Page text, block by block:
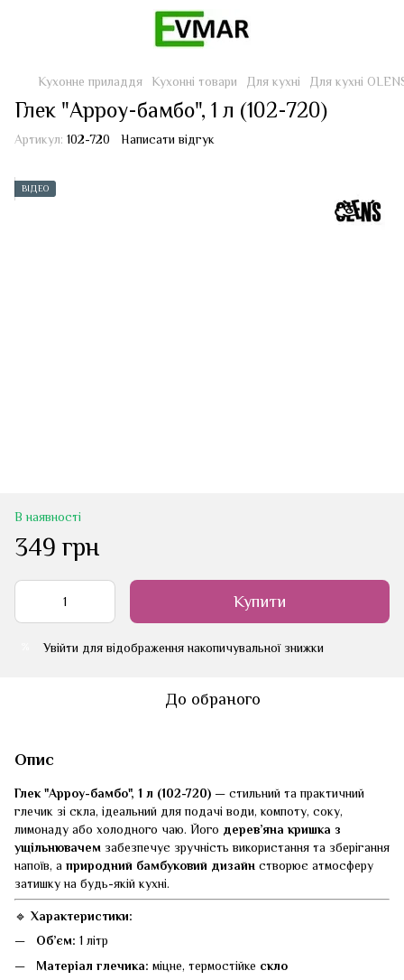
Кухонне приладдя Кухонні товари Для кухні Для кухні
Глек "Арроу-бамбо", 1 л (102-720)
Артикул: 102-720 Написати відгук
ВІДЕО
В наявності
349 грн
Купити
Увійти для відображення накопичувальної знижки
До обраного
Опис
Глек "Арроу-бамбо", 1 л (102-720) — стильний та практичний
глечик зі скла, ідеальний для подачі води, компоту, соку,
лимонаду або холодного чаю. Його дерев’яна кришка з
ущільнювачем забезпечує зручність використання та зберігання
напоїв, а природний бамбуковий дизайн створює атмосферу
затишку на будь-якій кухні.
🔹 Характеристики:
Об’єм: 1 літр
Матеріал глечика: міцне, термостійке скло